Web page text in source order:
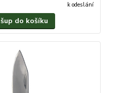
k odeslání
šup do košíku